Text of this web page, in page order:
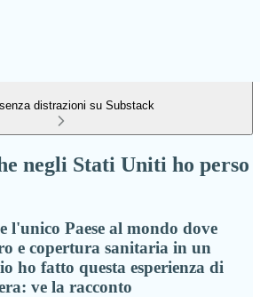
distrazioni su Substack
negli Stati Uniti ho perso
l'unico Paese al mondo dove
e copertura sanitaria in un
ho fatto questa esperienza di
ve la racconto